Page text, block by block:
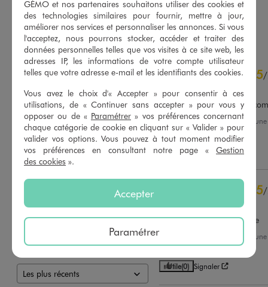
4.5/5 de moyenne
(62 avis)
AJOUTERAU PANIER AJOUTERAU PANIER
4.8/5
Basé sur53 avis soumis à un
contrôle
Voir tous les avis sur ce site
étoiles
44
3
2étoiles
0
0
Trier les avis
5/
Super jean,taille bien.je
Avis du07/08/2026 , suite à
25/07/2026 parPatricia F.
Utile(0) Signaler
5/
Avis vérifié et récompensé
Super pantalon confortable
, suite à
29/05/2026 parClaudia M.
Utile(0) Signaler
GÉMO et nos partenaires souhaitons utiliser des cookies et
des technologies similaires pour fournir, mettre à jour,
améliorer nos services et personnaliser les annonces. Si vous
l'acceptez, nous pourrons stocker, accéder et traiter des
données personnelles telles que vos visites à ce site web, les
adresses IP, les informations de votre compte utilisateur
telles que votre adresse e-mail et les identifiants des cookies.
Vous avez le choix d'« Accepter » pour consentir à ces
utilisations, de « Continuer sans accepter » pour vous y
opposer ou de « Paramétrer » vos préférences concernant
chaque catégorie de cookie en cliquant sur « Valider » pour
valider vos options. Vous pouvez à tout moment modifier
vos préférences en consultant notre page « Gestion
des cookies ».
Accepter
Paramétrer